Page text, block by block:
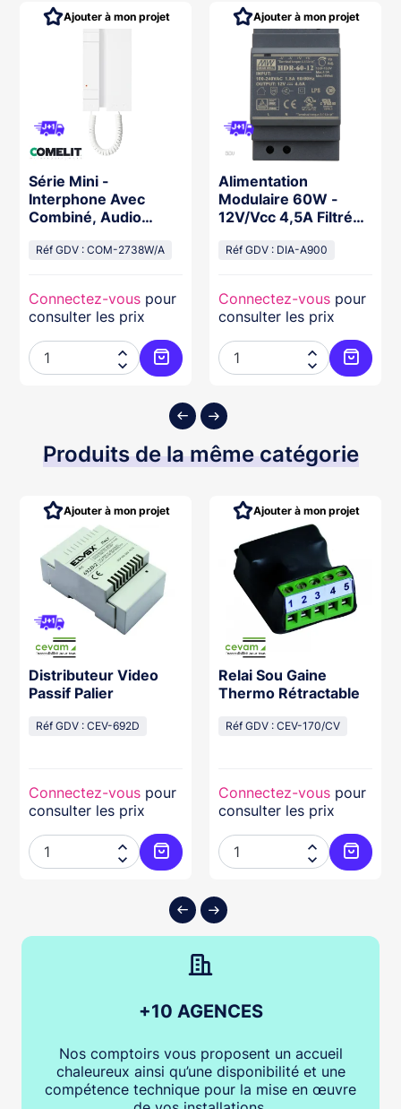
au panier
Série Mini -
Interphone Avec
Combiné, Audio
Boutons, Borne
Réf GDV : COM-2738W/A
Connectez-vous pour
consulter les prix


Ajouter au panier
Ajouter à mon projet
Alimentation
Modulaire 60W -
12V/Vcc 4,5A Filtrée
Réf GDV : DIA-A900
Connectez-vous pour
consulter les prix


Ajouter à mon projet
Produits de la même catégorie
au panier
Distributeur Video
Passif Palier
Réf GDV : CEV-692D
Connectez-vous pour
consulter les prix


Ajouter au panier
Ajouter à mon projet
Relai Sou Gaine
Thermo Rétractable
Réf GDV : CEV-170/CV
Connectez-vous pour
consulter les prix


Ajouter à mon projet
+10 AGENCES
Nos comptoirs vous proposent un accueil
chaleureux ainsi qu’une disponibilité et une
compétence technique pour la mise en œuvre